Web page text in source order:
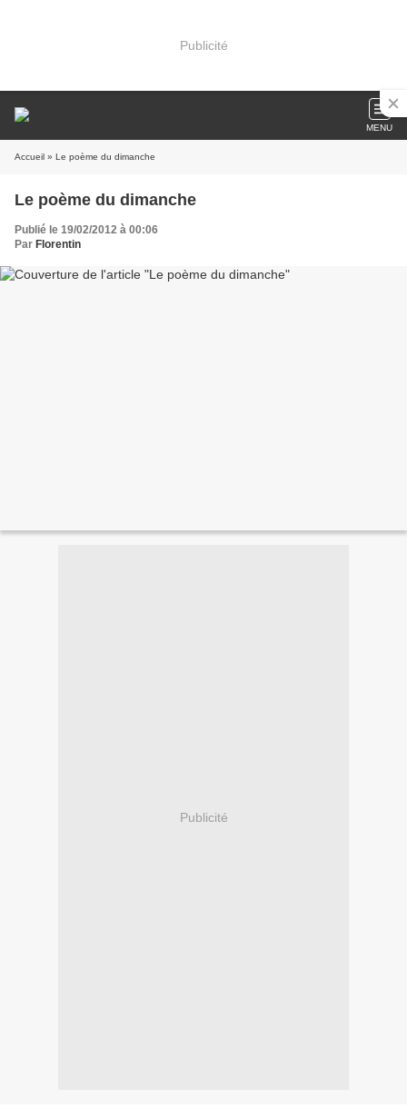
Publicité
MENU
Accueil » Le poème du dimanche
Le poème du dimanche
Publié le 19/02/2012 à 00:06
Par Florentin
Publicité